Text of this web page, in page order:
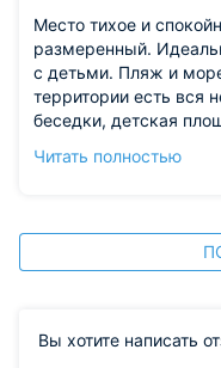
Место тихое и
размеренный.
с детьми. Пляж и
территории есть вся
беседки, детская
установлен бойлер и
Читать полностью
Вы хотите написать